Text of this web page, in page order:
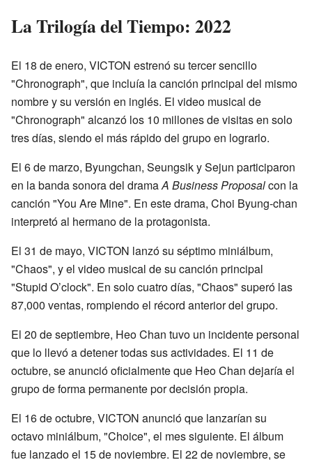
La Trilogía del Tiempo: 2022
El 18 de enero, VICTON estrenó su tercer sencillo
"Chronograph", que incluía la canción principal del mismo
nombre y su versión en inglés. El video musical de
"Chronograph" alcanzó los 10 millones de visitas en solo
tres días, siendo el más rápido del grupo en lograrlo.
El 6 de marzo, Byungchan, Seungsik y Sejun participaron
en la banda sonora del dramaA Business Proposalcon la
canción "You Are Mine". En este drama, Choi Byung-chan
interpretó al hermano de la protagonista.
El 31 de mayo, VICTON lanzó su séptimo miniálbum,
"Chaos", y el video musical de su canción principal
"Stupid O’clock". En solo cuatro días, "Chaos" superó las
87,000 ventas, rompiendo el récord anterior del grupo.
El 20 de septiembre, Heo Chan tuvo un incidente personal
que lo llevó a detener todas sus actividades. El 11 de
octubre, se anunció oficialmente que Heo Chan dejaría el
grupo de forma permanente por decisión propia.
El 16 de octubre, VICTON anunció que lanzarían su
octavo miniálbum, "Choice", el mes siguiente. El álbum
fue lanzado el 15 de noviembre. El 22 de noviembre, se